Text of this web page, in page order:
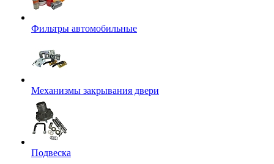
Фильтры автомобильные
Механизмы закрывания двери
Подвеска